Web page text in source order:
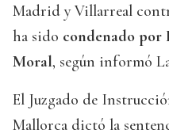
Madrid y Villarreal
ha sido condenado por
Moral, según informó
El Juzgado de
Mallorca dictó la